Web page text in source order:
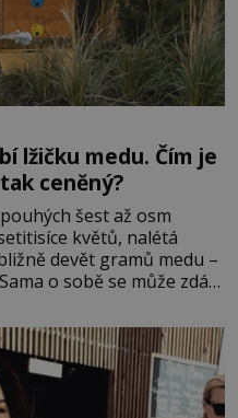
lžičku medu. Čím je
ceněný?
šest až osm
květů, nalétá
devět gramů medu –
o sobě se může zdát
vznikne jeden z